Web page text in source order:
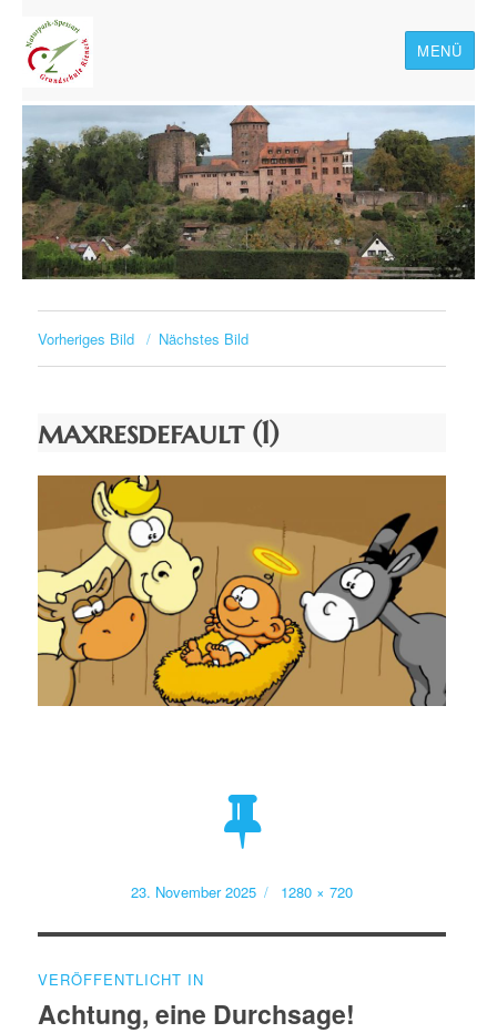
MENÜ
Vorheriges Bild Nächstes Bild
maxresdefault (1)
Veröffentlicht
23. November 2025
Volle
1280 × 720
VERÖFFENTLICHT IN
Achtung, eine Durchsage!